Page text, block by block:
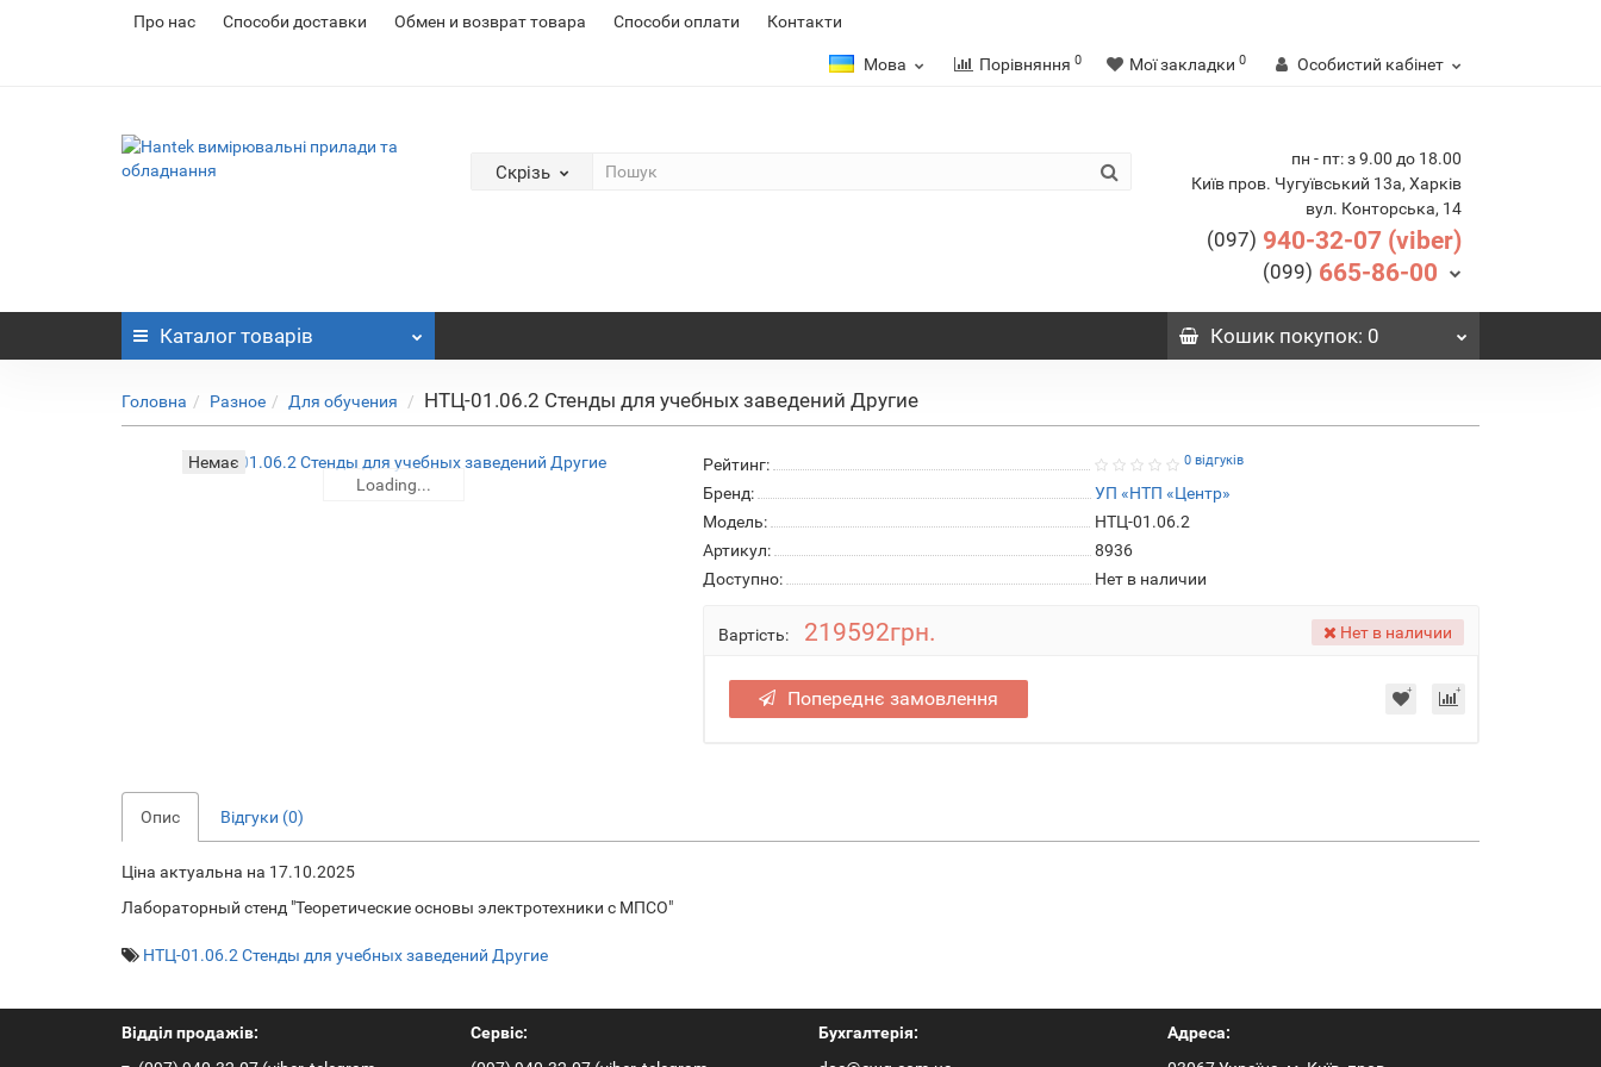
Про нас Cпособи доставки Обмен и возврат товара Способи оплати Контакти
Мова Порівняння 0 Мої закладки 0 Особистий кабінет
Скрізь
пн - пт: з 9.00 до 18.00
Київ пров. Чугуївський 13а, Харків
вул. Конторська, 14
(097) 940-32-07 (viber)
(099) 665-86-00
Каталог товарів Кошикпокупок: 0
Головна Разное Для обучения НТЦ-01.06.2 Стенды для учебных заведений Другие
Немає
Loading...
Loading...
Рейтинг: 0 відгуків
Бренд:
УП «НТП «Центр»
Модель:
НТЦ-01.06.2
Артикул:
8936
Доступно:
Нет в наличии
Вартість: 219592грн. Нет в наличии
Попереднє замовлення
Опис Відгуки (0)
Ціна актуальна на 17.10.2025
Лабораторный стенд "Теоретические основы электротехники с МПСО"
НТЦ-01.06.2 Стенды для учебных заведений Другие
Відділ продажів:
Сервіс:
Бухгалтерія:
Адреса: